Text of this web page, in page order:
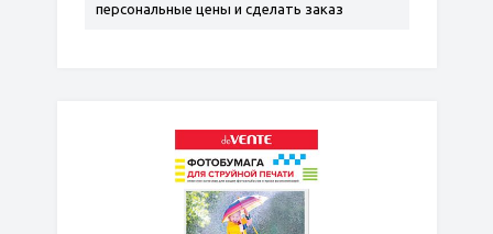
персональные цены и сделать заказ